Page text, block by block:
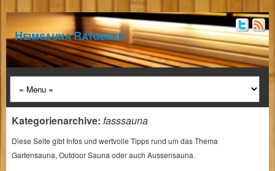
Heimsauna Ratgeber
Kategorienarchive: fasssauna
Diese Seite gibt Infos und wertvolle Tipps rund um das Thema
Gartensauna, Outdoor Sauna oder auch Aussensauna.